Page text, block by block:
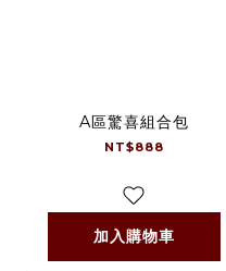
A區驚喜組合包
NT$888
加入購物車